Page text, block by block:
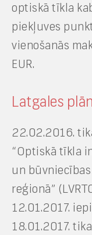
optiskā tīkla
piekļuves
vienošanās
EUR.
Latgales
22.02.2016.
“Optiskā tīkla
un
reģionā”
12.01.2017.
18.01.2017.